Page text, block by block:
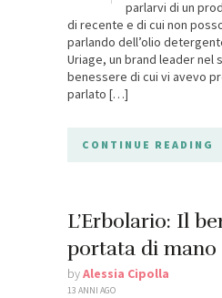
parlarvi di un
di recente e di cui non
parlando dell’olio
Uriage, un brand leader nel
benessere di cui vi avevo
parlato […]
CONTINUE READING
L’Erbolario: Il
portata di mano
byAlessia Cipolla
13 ANNI AGO